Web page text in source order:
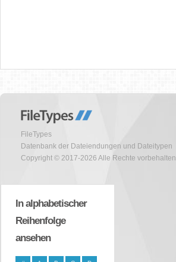
FileTypes
Datenbank der Dateiendungen und Dateitypen
Copyright © 2017-2026 Alle Rechte vorbehalten
In alphabetischer
Reihenfolge
ansehen